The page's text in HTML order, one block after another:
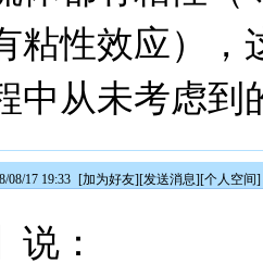
粘性效应），
中从未考虑到
08/17 19:33 [加为好友][发送消息][个人空间]
说：